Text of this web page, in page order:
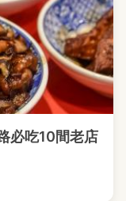
必吃10間老店